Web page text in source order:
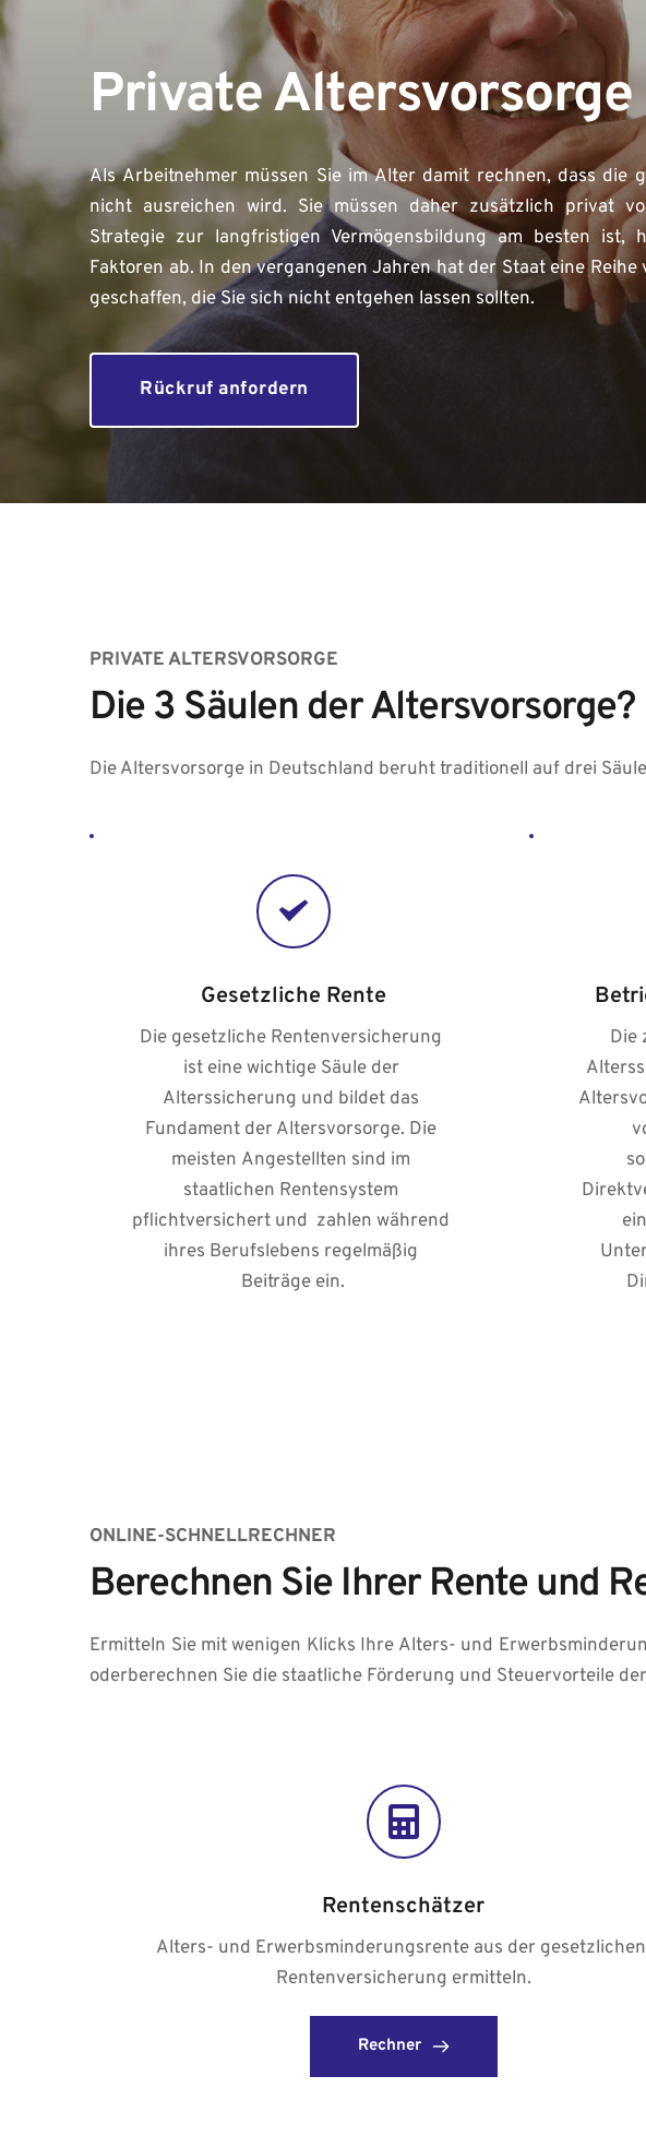
Private Altersvorsorge
Als Arbeitnehmer müssen Sie im Alter damit rechnen, dass die
nicht ausreichen wird. Sie müssen daher zusätzlich privat
Strategie zur langfristigen Vermögensbildung am besten ist,
Faktoren ab. In den vergangenen Jahren hat der Staat eine Reihe
geschaffen, die Sie sich nicht entgehen lassen sollten.
Rückruf anfordern
PRIVATE ALTERSVORSORGE
Die 3 Säulen der Altersvorsorge?
Die Altersvorsorge in Deutschland beruht traditionell auf drei
Gesetzliche Rente
Die gesetzliche Rentenversicherung
ist eine wichtige Säule der
Alterssicherung und bildet das
Fundament der Altersvorsorge. Die
meisten Angestellten sind im
staatlichen Rentensystem
pflichtversichert und  zahlen während
ihres Berufslebens regelmäßig
Beiträge ein.
Die
ONLINE-SCHNELLRECHNER
Berechnen Sie Ihrer Rente und
Ermitteln Sie mit wenigen Klicks Ihre Alters- und
oderberechnen Sie die staatliche Förderung und Steuervorteile
Rentenschätzer
Alters- und Erwerbsminderungsrente aus der gesetzlichen
Rentenversicherung ermitteln.
Rechner